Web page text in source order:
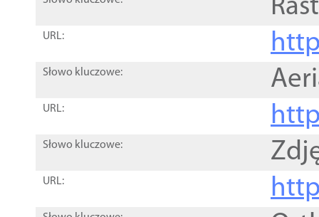
URL:
Słowo kluczowe:
URL:
Słowo kluczowe:
URL: